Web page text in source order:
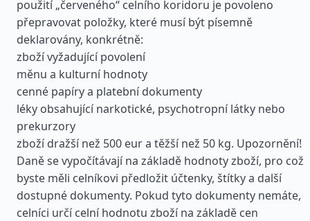
použití „červeného“ celního koridoru je povoleno
přepravovat položky, které musí být písemně
deklarovány, konkrétně:
zboží vyžadující povolení
měnu a kulturní hodnoty
cenné papíry a platební dokumenty
léky obsahující narkotické, psychotropní látky nebo
prekurzory
zboží dražší než 500 eur a těžší než 50 kg. Upozornění!
Daně se vypočítávají na základě hodnoty zboží, pro což
byste měli celníkovi předložit účtenky, štítky a další
dostupné dokumenty. Pokud tyto dokumenty nemáte,
celníci určí celní hodnotu zboží na základě cen